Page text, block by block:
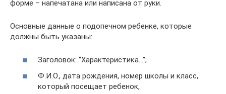
форме – напечатана или написана от руки.
Основные данные о подопечном ребенке, которые
должны быть указаны:
Заголовок: “Характеристика…”;
Ф.И.О., дата рождения, номер школы и класс,
который посещает ребенок,